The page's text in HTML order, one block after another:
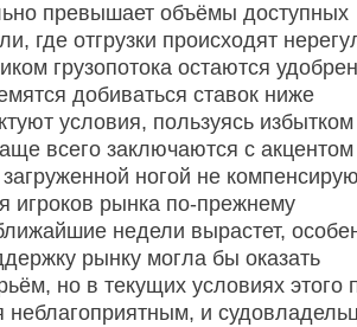
превышает объёмы доступных
где отгрузки происходят
грузопотока остаются
добиваться ставок ниже
условия, пользуясь избытком
всего заключаются с
ногой не
игроков рынка по-прежнему
недели вырастет,
рынку могла бы оказать
но в текущих условиях этого
неблагоприятным, и